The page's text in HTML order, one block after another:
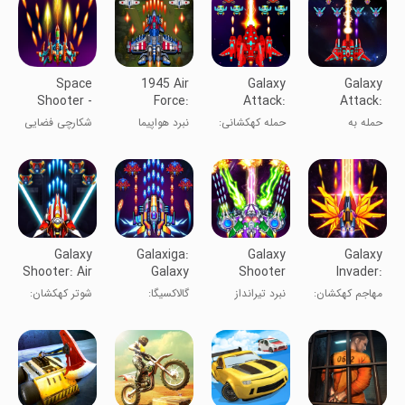
Galaxy
Attack:
Shooting
Game
حمله به
Galaxy
Attack:
Chicken
Shooter
حمله کهکشانی:
1945 Air
Force:
Plane
Shooter
نبرد هواپیما
Space
Shooter -
Galaxy
Attack
شکارچی فضایی
Galaxy
Invader:
Alien
Shooting
مهاجم کهکشان:
بیگانگان
Galaxy
Shooter
Battle 2025
نبرد تیرانداز
Galaxiga:
Galaxy
Arcade
Game
گالاکسیگا:
آرکید
Galaxy
Shooter: Air
Force War
شوتر کهکشان:
هوایی